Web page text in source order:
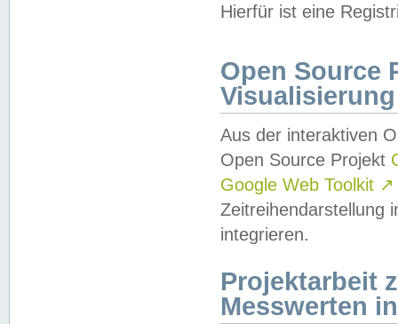
Hierfür ist eine
Open Source
Visualisierung
Aus der interaktiven
Open Source Projekt
Google Web Toolkit ↗
Zeitreihendarstellung
integrieren.
Projektarbeit
Messwerten